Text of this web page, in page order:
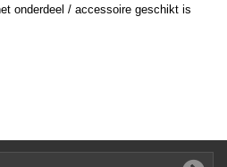
onderdeel / accessoire geschikt is